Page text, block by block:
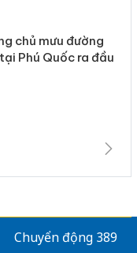
Tiêu hủy công khai
phẩm nhập lậu, bảo
Chuyển động 389